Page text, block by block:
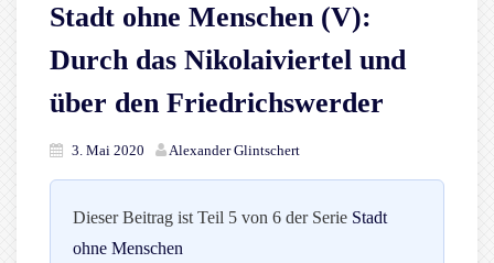
Stadt ohne Menschen (V):
Durch das Nikolaiviertel und
über den Friedrichswerder
3. Mai 2020 Alexander Glintschert
Dieser Beitrag ist Teil 5 von 6 der Serie Stadt
ohne Menschen